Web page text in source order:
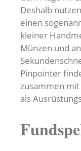
Deshalb
einen
kleiner
Münzen und
Pinpointer
zusammen
als